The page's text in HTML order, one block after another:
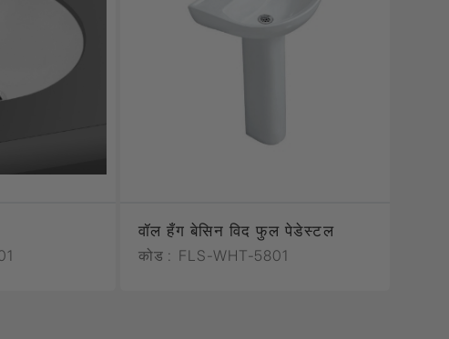
वॉल हँग बेसिन विद फुल पेडेस्टल
कोड : FLS-WHT-5801